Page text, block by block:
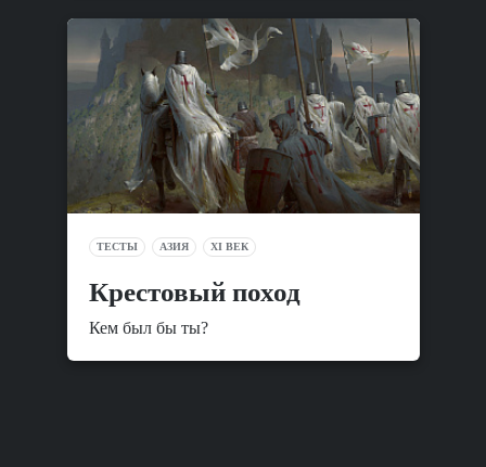
ТЕСТЫ АЗИЯ XI ВЕК
Крестовый поход
Кем был бы ты?